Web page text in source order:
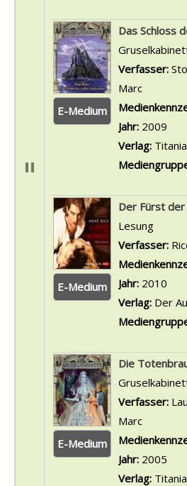
E-Medium
Das Schloss
Verfasser:
Marc
Jahr: 2009
Verlag:
E-Medium
Der Fürst
Lesung
Verfasser:
Jahr: 2010
Verlag: Der
E-Medium
Die
Verfasser:
Marc
Jahr: 2005
Verlag: